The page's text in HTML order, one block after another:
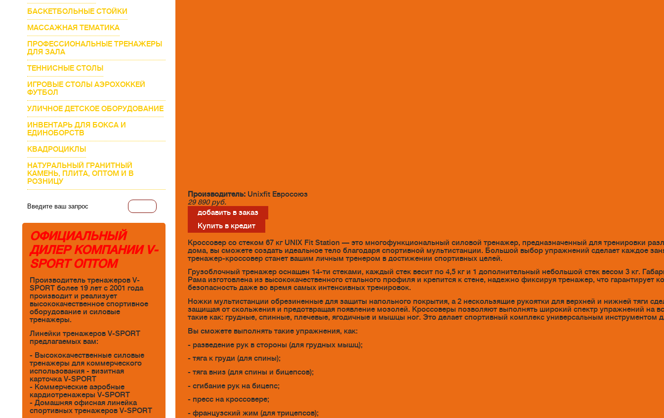
БАСКЕТБОЛЬНЫЕ СТОЙКИ
МАССАЖНАЯ ТЕМАТИКА
ПРОФЕССИОНАЛЬНЫЕ ТРЕНАЖЕРЫ
ДЛЯ ЗАЛА
ТЕННИСНЫЕ СТОЛЫ
ИГРОВЫЕ СТОЛЫ АЭРОХОККЕЙ
ФУТБОЛ
УЛИЧНОЕ ДЕТСКОЕ ОБОРУДОВАНИЕ
ИНВЕНТАРЬ ДЛЯ БОКСА И
ЕДИНОБОРСТВ
КВАДРОЦИКЛЫ
НАТУРАЛЬНЫЙ ГРАНИТНЫЙ
КАМЕНЬ, ПЛИТА, ОПТОМ И В
РОЗНИЦУ
ОФИЦИАЛЬНЫЙ
ДИЛЕР КОМПАНИИ V-
SPORT ОПТОМ
Производитель тренажеров V-
SPORT более 19 лет с 2001 года
производит и реализует
высококачественное спортивное
оборудование и силовые
тренажеры.
Линейки тренажеров V-SPORT
предлагаемых вам:
- Высококачественные силовые
тренажеры для коммерческого
использования - визитная
карточка V-SPORT
- Коммерческие аэробные
кардиотренажеры V-SPORT
- Домашняя офисная линейка
спортивных тренажеров V-SPORT
Производитель: Unixfit Евросоюз
29 890 руб.
добавить в заказ
Купить в кредит
Кроссовер со стеком 67 кг UNIX Fit Station — это многофункциональный силовой тренажер, предназначенный для тренировки
дома, вы сможете создать идеальное тело благодаря спортивной мультистанции. Большой выбор упражнений сделает каждое
тренажер-кроссовер станет вашим личным тренером в достижении спортивных целей.
Грузоблочный тренажер оснащен 14-ти стеками, каждый стек весит по 4,5 кг и 1 дополнительный небольшой стек весом 3 кг.
Рама изготовлена из высококачественного стального профиля и крепится к стене, надежно фиксируя тренажер, что гарантирует
безопасность даже во время самых интенсивных тренировок.
Ножки мультистанции обрезиненные для защиты напольного покрытия, а 2 нескользящие рукоятки для верхней и нижней тяги
защищая от скольжения и предотвращая появление мозолей. Кроссоверы позволяют выполнять широкий спектр упражнений на
такие как: грудные, спинные, плечевые, ягодичные и мышцы ног. Это делает спортивный комплекс универсальным инструментом
Вы сможете выполнять такие упражнения, как:
- разведение рук в стороны (для грудных мышц);
- тяга к груди (для спины);
- тяга вниз (для спины и бицепсов);
- сгибание рук на бицепс;
- пресс на кроссовере;
- французский жим (для трицепсов);